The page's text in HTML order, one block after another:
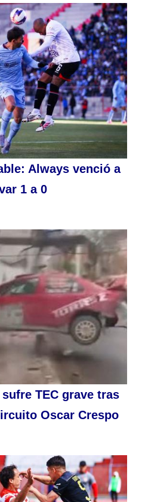
Always venció a
1 a 0
TEC grave tras
Oscar Crespo